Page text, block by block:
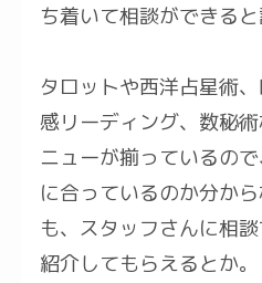
ち着いて相談ができると
タロットや西洋占星術
感リーディング、数秘
ニューが揃っているの
に合っているのか分か
も、スタッフさんに相
紹介してもらえるとか。